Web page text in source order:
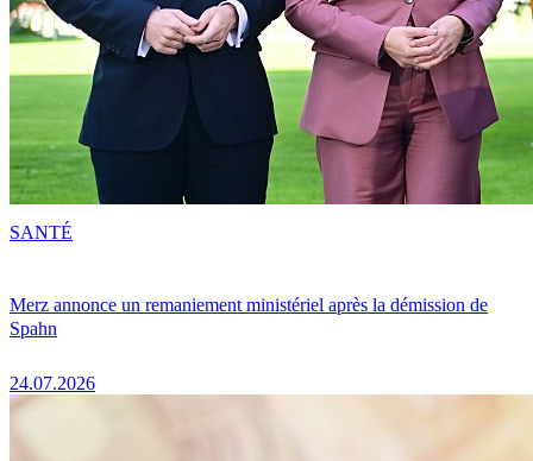
Merz annonce un remaniement ministériel après la démission de
Spahn
24.07.2026
SANTÉ